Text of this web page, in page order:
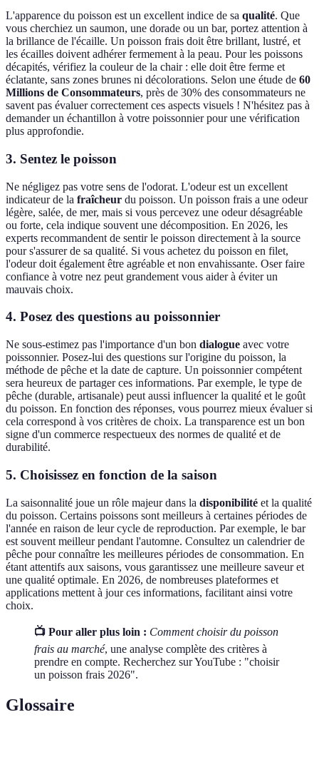
L'apparence du poisson est un excellent indice de sa qualité. Que
vous cherchiez un saumon, une dorade ou un bar, portez attention à
la brillance de l'écaille. Un poisson frais doit être brillant, lustré, et
les écailles doivent adhérer fermement à la peau. Pour les poissons
décapités, vérifiez la couleur de la chair : elle doit être ferme et
éclatante, sans zones brunes ni décolorations. Selon une étude de 60
Millions de Consommateurs, près de 30% des consommateurs ne
savent pas évaluer correctement ces aspects visuels ! N'hésitez pas à
demander un échantillon à votre poissonnier pour une vérification
plus approfondie.
3. Sentez le poisson
Ne négligez pas votre sens de l'odorat. L'odeur est un excellent
indicateur de la fraîcheur du poisson. Un poisson frais a une odeur
légère, salée, de mer, mais si vous percevez une odeur désagréable
ou forte, cela indique souvent une décomposition. En 2026, les
experts recommandent de sentir le poisson directement à la source
pour s'assurer de sa qualité. Si vous achetez du poisson en filet,
l'odeur doit également être agréable et non envahissante. Oser faire
confiance à votre nez peut grandement vous aider à éviter un
mauvais choix.
4. Posez des questions au poissonnier
Ne sous-estimez pas l'importance d'un bon dialogue avec votre
poissonnier. Posez-lui des questions sur l'origine du poisson, la
méthode de pêche et la date de capture. Un poissonnier compétent
sera heureux de partager ces informations. Par exemple, le type de
pêche (durable, artisanale) peut aussi influencer la qualité et le goût
du poisson. En fonction des réponses, vous pourrez mieux évaluer si
cela correspond à vos critères de choix. La transparence est un bon
signe d'un commerce respectueux des normes de qualité et de
durabilité.
5. Choisissez en fonction de la saison
La saisonnalité joue un rôle majeur dans la disponibilité et la qualité
du poisson. Certains poissons sont meilleurs à certaines périodes de
l'année en raison de leur cycle de reproduction. Par exemple, le bar
est souvent meilleur pendant l'automne. Consultez un calendrier de
pêche pour connaître les meilleures périodes de consommation. En
étant attentifs aux saisons, vous garantissez une meilleure saveur et
une qualité optimale. En 2026, de nombreuses plateformes et
applications mettent à jour ces informations, facilitant ainsi votre
choix.
📺 Pour aller plus loin : Comment choisir du poisson
frais au marché, une analyse complète des critères à
prendre en compte. Recherchez sur YouTube : "choisir
un poisson frais 2026".
Glossaire